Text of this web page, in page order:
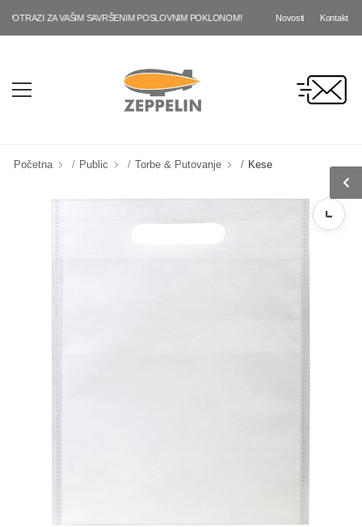
ZA VAŠIM SAVRŠENIM POSLOVNIM POKLONOM! Novosti Kontakt
Početna Public Torbe & Putovanje Kese